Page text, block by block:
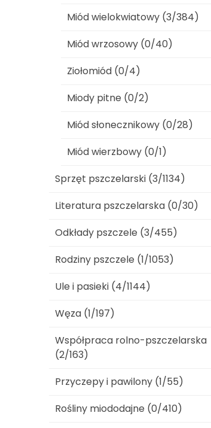
Miód wielokwiatowy (3/384)
Miód wrzosowy (0/40)
Ziołomiód (0/4)
Miody pitne (0/2)
Miód słonecznikowy (0/28)
Miód wierzbowy (0/1)
Sprzęt pszczelarski (3/1134)
Literatura pszczelarska (0/30)
Odkłady pszczele (3/455)
Rodziny pszczele (1/1053)
Ule i pasieki (4/1144)
Węza (1/197)
Współpraca rolno-pszczelarska
(2/163)
Przyczepy i pawilony (1/55)
Rośliny miododajne (0/410)